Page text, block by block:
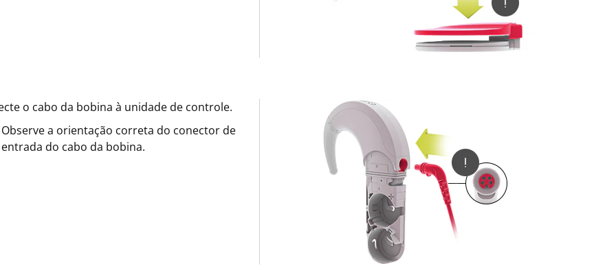
o cabo da bobina à unidade de controle.
Observe a orientação correta do conector de
entrada do cabo da bobina.